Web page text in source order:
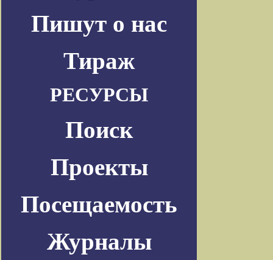
Пишут о нас
Тираж
РЕСУРСЫ
Поиск
Проекты
Посещаемость
Журналы